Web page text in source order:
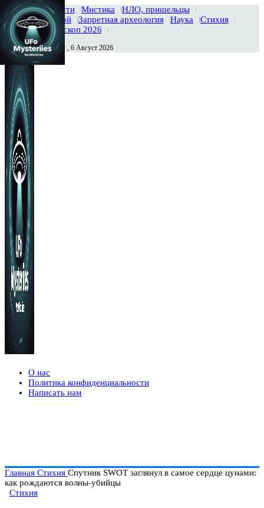
Главная Новости Мистика
НЛО, пришельцы
Тайны вселенной
Запретная археология Наука
Стихия
История
Гороскоп 2026
Сегодня Четверг , 6 Август 2026
О нас
Политика конфиденциальности
Написать нам
Главная Стихия Спутник SWOT заглянул в самое сердце цунами:
как рождаются волны-убийцы
Стихия